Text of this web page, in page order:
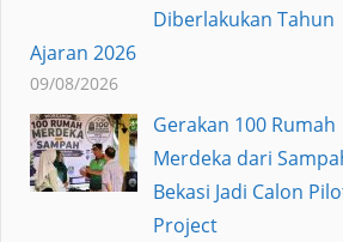
Diberlakukan Tahun
Ajaran 2026
09/08/2026
Gerakan 100 Rumah
Merdeka dari
Bekasi Jadi Calon
Project